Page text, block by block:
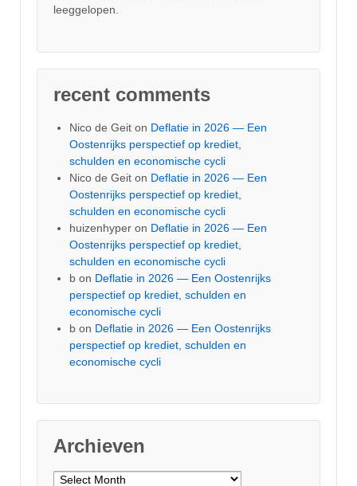
leeggelopen.
recent comments
Nico de Geit on Deflatie in 2026 — Een
Oostenrijks perspectief op krediet,
schulden en economische cycli
Nico de Geit on Deflatie in 2026 — Een
Oostenrijks perspectief op krediet,
schulden en economische cycli
huizenhyper on Deflatie in 2026 — Een
Oostenrijks perspectief op krediet,
schulden en economische cycli
b on Deflatie in 2026 — Een Oostenrijks
perspectief op krediet, schulden en
economische cycli
b on Deflatie in 2026 — Een Oostenrijks
perspectief op krediet, schulden en
economische cycli
Archieven
Archieven